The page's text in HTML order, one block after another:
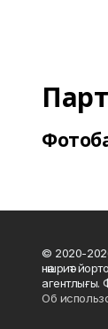
© 2020-
нәшриәт
агентлығы.
Об